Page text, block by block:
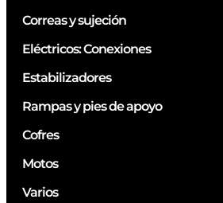
Correas y sujeción
Eléctricos: Conexiones
Estabilizadores
Rampas y pies de apoyo
Cofres
Motos
Varios